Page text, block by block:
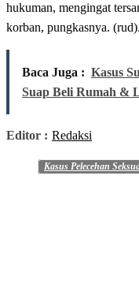
hukuman, mengingat
korban, pungkasnya. (rud).
Baca Juga : Kasus
Suap Beli Rumah &
Editor : Redaksi
Kasus Pelecehan